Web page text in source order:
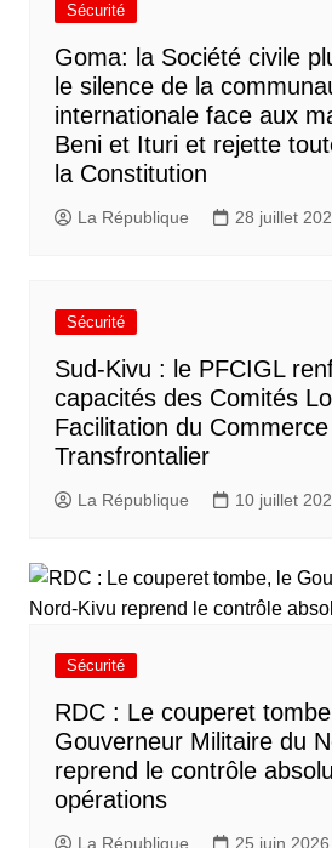
Sécurité
Goma: la Société civile
le silence de la
internationale face aux
Beni et Ituri et rejette
la Constitution
La République 28 juillet
Sécurité
Sud-Kivu : le PFCIGL
capacités des Comités
Facilitation du Commerce
Transfrontalier
La République 10 juillet
Sécurité
RDC : Le couperet
Gouverneur Militaire du
reprend le contrôle
opérations
La République 25 juin 2026